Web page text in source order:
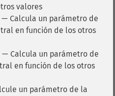
valores
— Calcula un parámetro de
en función de los otros
— Calcula un parámetro de
en función de los otros
un parámetro de la